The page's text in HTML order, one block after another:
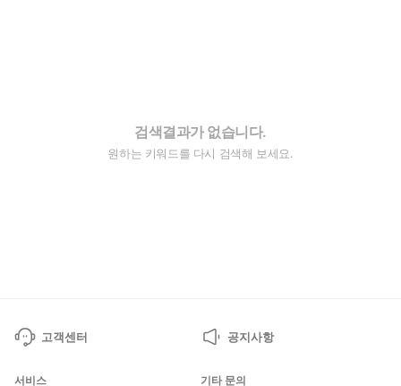
검색결과가 없습니다.
원하는 키워드를 다시 검색해 보세요.
고객센터 공지사항
서비스 기타 문의